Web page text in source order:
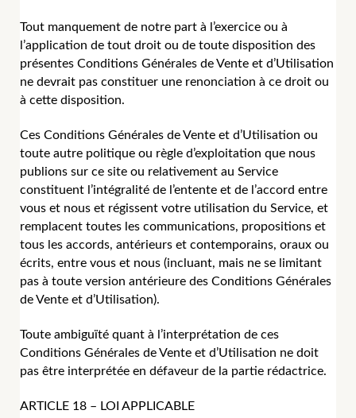
Tout manquement de notre part à l’exercice ou à
l’application de tout droit ou de toute disposition des
présentes Conditions Générales de Vente et d’Utilisation
ne devrait pas constituer une renonciation à ce droit ou
à cette disposition.
Ces Conditions Générales de Vente et d’Utilisation ou
toute autre politique ou règle d’exploitation que nous
publions sur ce site ou relativement au Service
constituent l’intégralité de l’entente et de l’accord entre
vous et nous et régissent votre utilisation du Service, et
remplacent toutes les communications, propositions et
tous les accords, antérieurs et contemporains, oraux ou
écrits, entre vous et nous (incluant, mais ne se limitant
pas à toute version antérieure des Conditions Générales
de Vente et d’Utilisation).
Toute ambiguïté quant à l’interprétation de ces
Conditions Générales de Vente et d’Utilisation ne doit
pas être interprétée en défaveur de la partie rédactrice.
ARTICLE 18 – LOI APPLICABLE